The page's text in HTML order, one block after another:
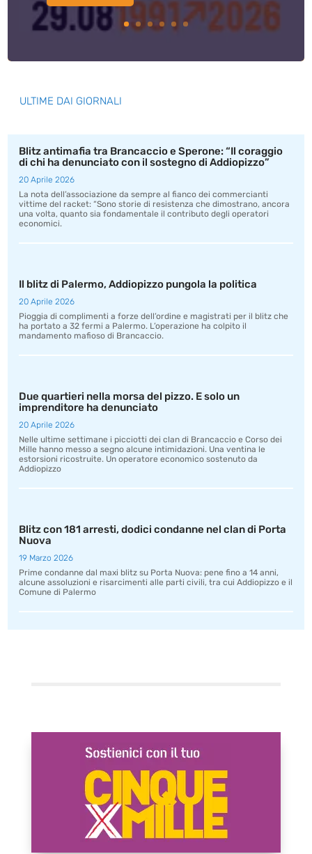
ULTIME DAI GIORNALI
Blitz antimafia tra Brancaccio e Sperone: “Il coraggio
di chi ha denunciato con il sostegno di Addiopizzo”
20 Aprile 2026
La nota dell’associazione da sempre al fianco dei commercianti
vittime del racket: “Sono storie di resistenza che dimostrano, ancora
una volta, quanto sia fondamentale il contributo degli operatori
economici.
Il blitz di Palermo, Addiopizzo pungola la politica
20 Aprile 2026
Pioggia di complimenti a forze dell’ordine e magistrati per il blitz che
ha portato a 32 fermi a Palermo. L’operazione ha colpito il
mandamento mafioso di Brancaccio.
Due quartieri nella morsa del pizzo. E solo un
imprenditore ha denunciato
20 Aprile 2026
Nelle ultime settimane i picciotti dei clan di Brancaccio e Corso dei
Mille hanno messo a segno alcune intimidazioni. Una ventina le
estorsioni ricostruite. Un operatore economico sostenuto da
Addiopizzo
Blitz con 181 arresti, dodici condanne nel clan di Porta
Nuova
19 Marzo 2026
Prime condanne dal maxi blitz su Porta Nuova: pene fino a 14 anni,
alcune assoluzioni e risarcimenti alle parti civili, tra cui Addiopizzo e il
Comune di Palermo